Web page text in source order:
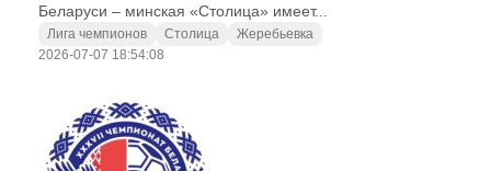
Беларуси – минская «Столица» имеет...
Лига чемпионов Столица
Жеребьевка
2026-07-07 18:54:08